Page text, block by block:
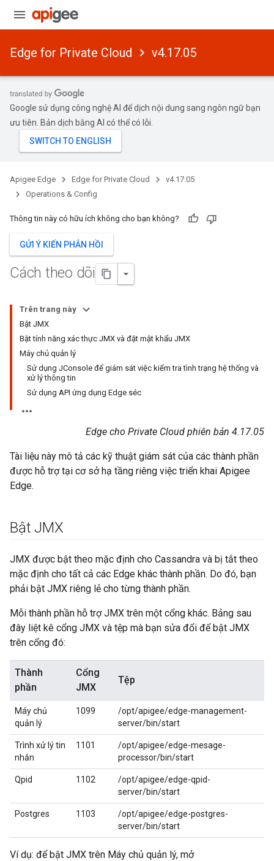
Edge for Private Cloud v4.17.05
Google sử dụng công nghệ AI để dịch nội dung sang ngôn ngữ bạn
ưu tiên. Bản dịch bằng AI có thể có lỗi.
Apigee Edge Edge for Private Cloud
v4.17.05
Operations & Config
Thông tin này có hữu ích không cho bạn không?
GỬI Ý KIẾN PHẢN HỒI
Cách theo dõi
Trên trang này
Bật JMX
Bật tính năng xác thực JMX và đặt mật khẩu JMX
Máy chủ quản lý
Sử dụng JConsole để giám sát việc kiểm tra tình trạng hệ thống và
xử lý thông tin
Sử dụng API ứng dụng Edge séc
Edge cho Private Cloud phiên bản 4.17.05
Tài liệu này mô tả các kỹ thuật giám sát của các thành phần
được hỗ trợ tại cơ sở hạ tầng riêng việc triển khai Apigee
Edge.
Bật JMX
JMX được bật theo mặc định cho Cassandra và bị tắt theo
mặc định cho tất cả các Edge khác thành phần. Do đó, bạn
phải bật JMX riêng lẻ cho từng thành phần.
Mỗi thành phần hỗ trợ JMX trên một cổng khác. Bảng sau
đây liệt kê cổng JMX và tệp mà bạn sửa đổi để bật JMX
trên cổng đó:
Thành
phần
Cổng
JMX
Tệp
Máy chủ
quản lý
1099
/opt/apigee/edge-management-
server/bin/start
Trình xử lý tin
nhắn
1101
/opt/apigee/edge-mesage-
processor/bin/start
Qpid 1102
/opt/apigee/edge-qpid-
server/bin/start
Postgres 1103
/opt/apigee/edge-postgres-
server/bin/start
Ví dụ: để bật JMX trên Máy chủ quản lý, mở